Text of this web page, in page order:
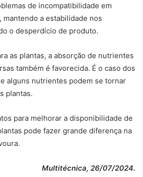
de incompatibilidade em
mantendo a estabilidade nos
o desperdício de produto.
as plantas, a absorção de nutrientes
também é favorecida. É o caso dos
alguns nutrientes podem se tornar
plantas.
para melhorar a disponibilidade de
pode fazer grande diferença na
Multitécnica, 26/07/2024.